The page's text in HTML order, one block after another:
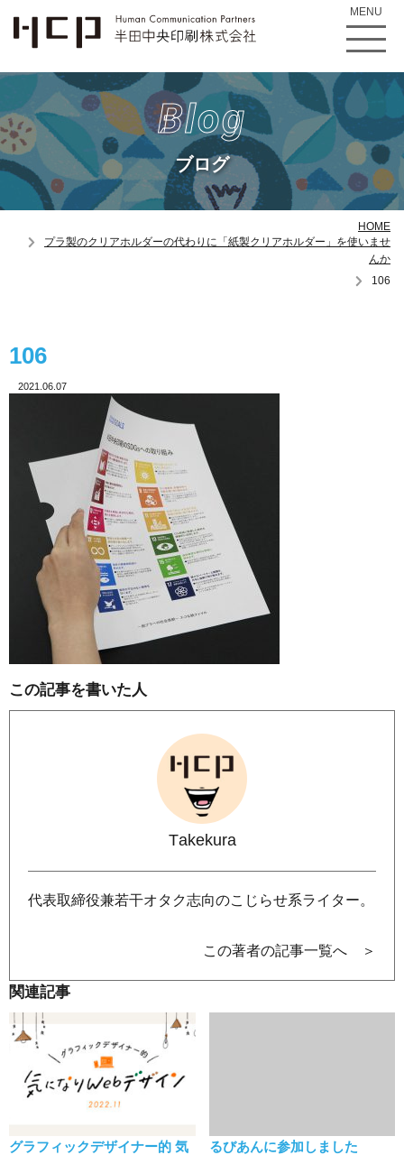
MENU
Blog
ブログ
HOME
プラ製のクリアホルダーの代わりに「紙製クリアホルダー」を使いませ
んか
106
106
2021.06.07
この記事を書いた人
Takekura
代表取締役兼若干オタク志向のこじらせ系ライター。
この著者の記事一覧へ ＞
関連記事
グラフィックデザイナー的 気
るびあんに参加しました